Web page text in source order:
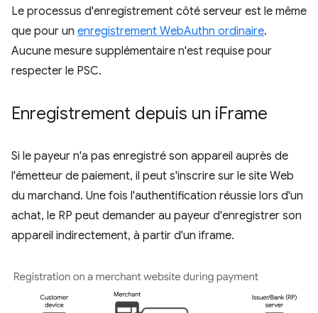
Le processus d'enregistrement côté serveur est le même
que pour un enregistrement WebAuthn ordinaire.
Aucune mesure supplémentaire n'est requise pour
respecter le PSC.
Enregistrement depuis un iFrame
Si le payeur n'a pas enregistré son appareil auprès de
l'émetteur de paiement, il peut s'inscrire sur le site Web
du marchand. Une fois l'authentification réussie lors d'un
achat, le RP peut demander au payeur d'enregistrer son
appareil indirectement, à partir d'un iframe.